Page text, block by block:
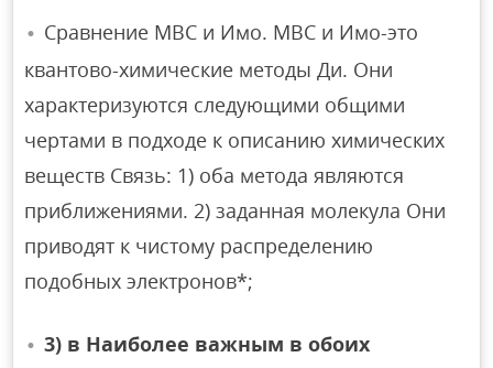
Сравнение МВС и Имо. МВС и Имо-это
квантово-химические методы Ди. Они
характеризуются следующими общими
чертами в подходе к описанию химических
веществ Связь: 1) оба метода являются
приближениями. 2) заданная молекула Они
приводят к чистому распределению
подобных электронов*;
3) в Наиболее важным в обоих